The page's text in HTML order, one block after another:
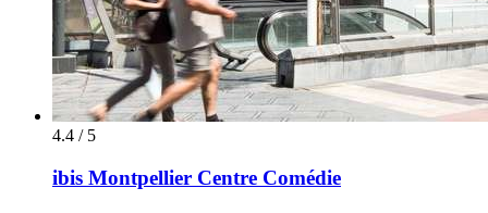
4.4 / 5
ibis Montpellier Centre Comédie